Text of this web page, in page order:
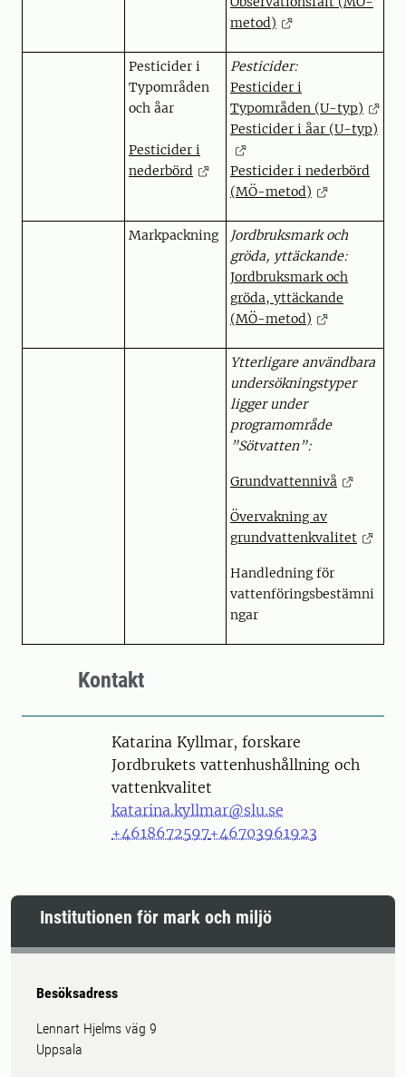
metod)
Pesticider i
Typområden
och åar
Pesticider i
nederbörd
Pesticider:
Pesticider i
Typområden (U-typ)
Pesticider i åar (U-typ)
Pesticider i nederbörd
(MÖ-metod)
Markpackning
Jordbruksmark och
gröda, yttäckande:
Jordbruksmark och
gröda, yttäckande
(MÖ-metod)
Ytterligare användbara
undersökningstyper
ligger under
programområde
”Sötvatten”:
Grundvattennivå
Övervakning av
grundvattenkvalitet
Handledning för
vattenföringsbestämni
ngar
Kontakt
PersonKatarina Kyllmar, forskare
Jordbrukets vattenhushållning och
vattenkvalitet
katarina.kyllmar@slu.se
+4618672597+46703961923
Institutionen för mark och miljö
Besöksadress
Lennart Hjelms väg 9
Uppsala